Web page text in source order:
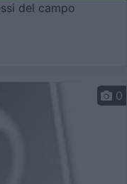
del campo
0